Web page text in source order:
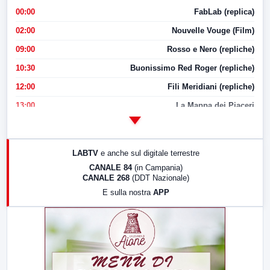
00:00 FabLab (replica)
02:00 Nouvelle Vouge (Film)
09:00 Rosso e Nero (repliche)
10:30 Buonissimo Red Roger (repliche)
12:00 Fili Meridiani (repliche)
13:00 La Mappa dei Piaceri
LABTV e anche sul digitale terrestre
CANALE 84 (in Campania)
CANALE 268 (DDT Nazionale)
E sulla nostra APP